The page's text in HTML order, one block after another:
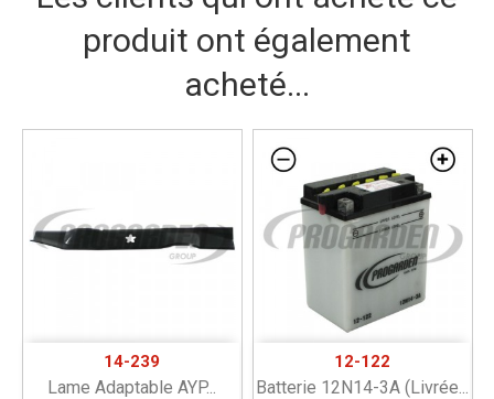
produit ont également
acheté...
14-239
Lame Adaptable AYP...
12-122
Batterie 12N14-3A (livrée...